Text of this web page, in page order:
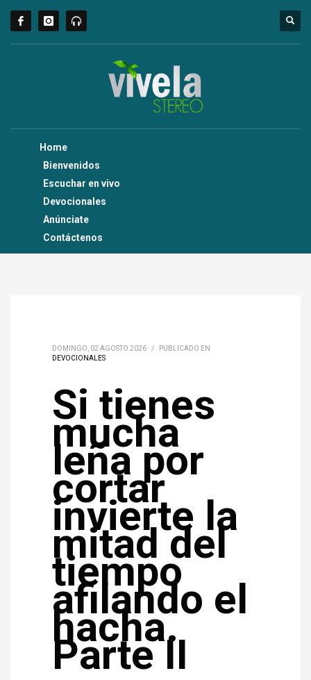
Home
Bienvenidos
Escuchar en vivo
Devocionales
Anúnciate
Contáctenos
DOMINGO, 02 AGOSTO 2026 /
PUBLICADO EN
DEVOCIONALES
Si tienes
mucha
leña por
cortar
invierte la
mitad del
tiempo
afilando el
hacha.
Parte II